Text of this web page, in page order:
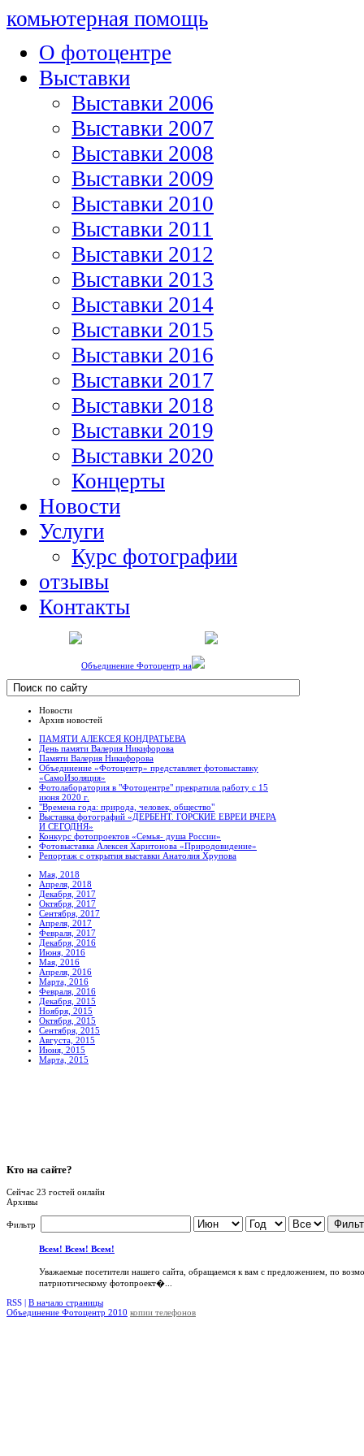
комьютерная помощь
О фотоцентре
Выставки
Выставки 2006
Выставки 2007
Выставки 2008
Выставки 2009
Выставки 2010
Выставки 2011
Выставки 2012
Выставки 2013
Выставки 2014
Выставки 2015
Выставки 2016
Выставки 2017
Выставки 2018
Выставки 2019
Выставки 2020
Концерты
Новости
Услуги
Курс фотографии
отзывы
Контакты
Объединение Фотоцентр на
Новости
Архив новостей
ПАМЯТИ АЛЕКСЕЯ КОНДРАТЬЕВА
День памяти Валерия Никифорова
Памяти Валерия Никифорова
Объединение «Фотоцентр» представляет фотовыставку
«СамоИзоляция»
Фотолаборатория в "Фотоцентре" прекратила работу с 15
июня 2020 г.
"Времена года: природа, человек, общество"
Выставка фотографий «ДЕРБЕНТ. ГОРСКИЕ ЕВРЕИ ВЧЕРА
И СЕГОДНЯ»
Конкурс фотопроектов «Семья- душа России»
Фотовыставка Алексея Харитонова «Природовидение»
Репортаж с открытия выставки Анатолия Хрупова
Мая, 2018
Апреля, 2018
Декабря, 2017
Октября, 2017
Сентября, 2017
Апреля, 2017
Февраля, 2017
Декабря, 2016
Июня, 2016
Мая, 2016
Апреля, 2016
Марта, 2016
Февраля, 2016
Декабря, 2015
Ноября, 2015
Октября, 2015
Сентября, 2015
Августа, 2015
Июня, 2015
Марта, 2015
Кто на сайте?
Сейчас 23 гостей онлайн
Архивы
Фильтр
Всем! Всем! Всем!
Уважаемые посетители нашего сайта, обращаемся к вам с предложением, по
патриотическому фотопроект�...
RSS | В начало страницы
Объединение Фотоцентр 2010 копии телефонов